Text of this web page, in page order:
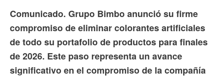
Comunicado. Grupo Bimbo anunció su firme
compromiso de eliminar colorantes artificiales
de todo su portafolio de productos para finales
de 2026. Este paso representa un avance
significativo en el compromiso de la compañía